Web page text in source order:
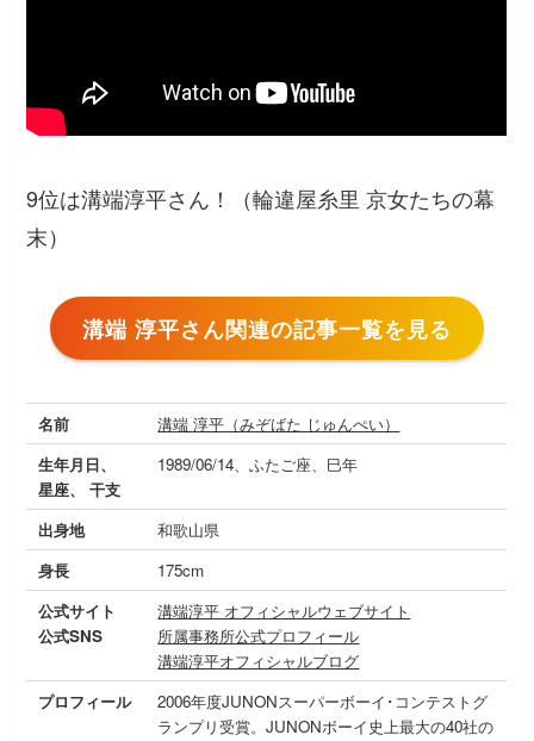
9位は溝端淳平さん！（輪違屋糸里 京女たちの幕
末）
溝端 淳平さん関連の記事一覧を見る
名前
溝端 淳平（みぞばた じゅんぺい）
生年月日、
星座、 干支
1989/06/14、ふたご座、巳年
出身地
和歌山県
身長
175cm
公式サイト
公式SNS
溝端淳平 オフィシャルウェブサイト
所属事務所公式プロフィール
溝端淳平オフィシャルブログ
プロフィール
2006年度JUNONスーパーボーイ･コンテストグ
ランプリ受賞。JUNONボーイ史上最大の40社の